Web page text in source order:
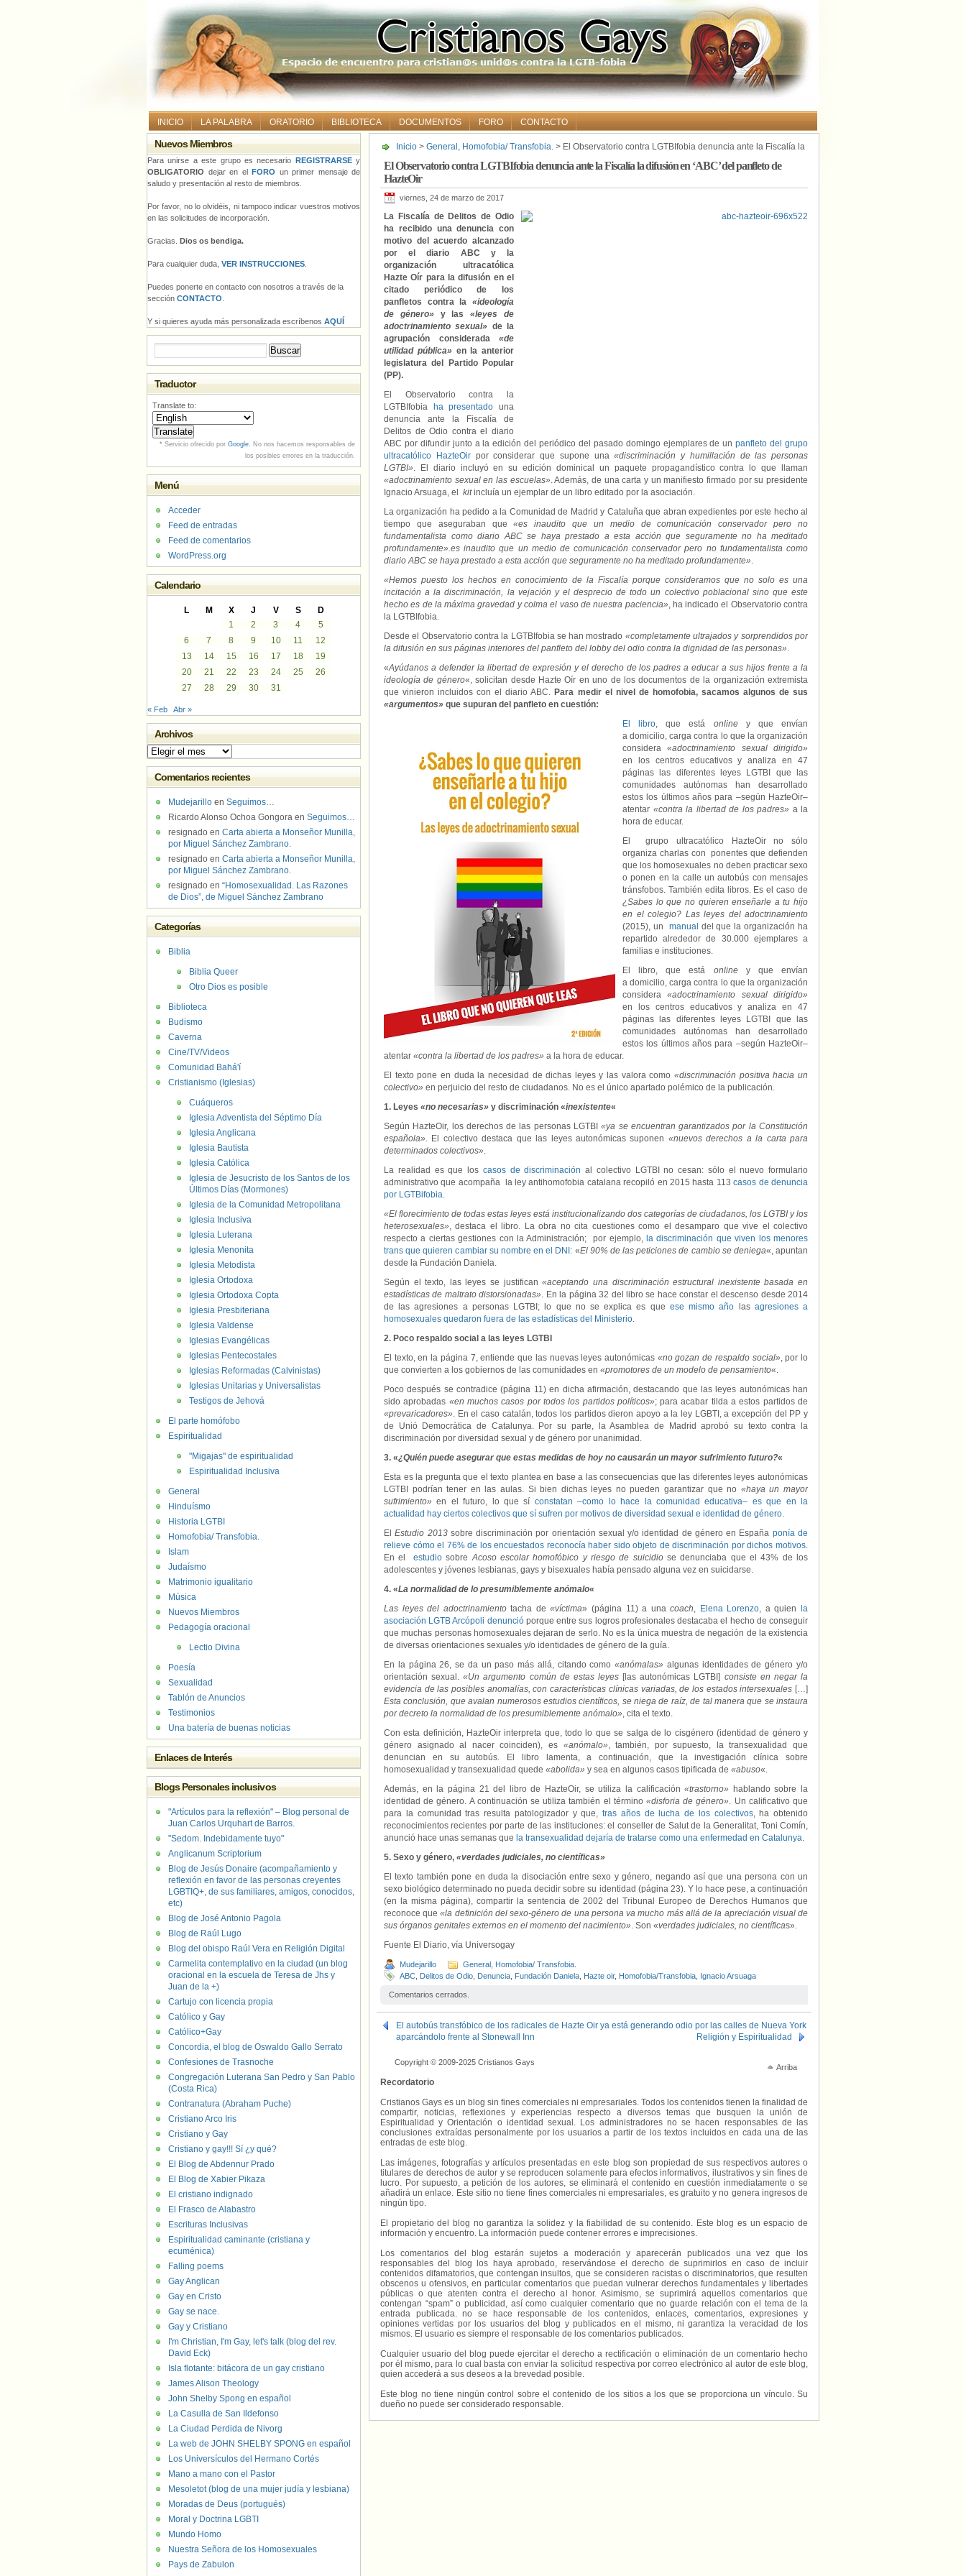
INICIO LA PALABRA ORATORIO BIBLIOTECA DOCUMENTOS FORO CONTACTO
Inicio > General , Homofobia/ Transfobia. > El Observatorio contra LGTBIfobia denuncia ante la Fiscalía la
El Observatorio contra LGTBIfobia denuncia ante la Fiscalía la difusión en ‘ABC’ del panfleto de
HazteOir
viernes, 24 de marzo de 2017
La Fiscalía de Delitos de Odio
ha recibido una denuncia con
motivo del acuerdo alcanzado
por el diario ABC y la
organización ultracatólica
Hazte Oír para la difusión en el
citado periódico de los
panfletos contra la «ideología
de género»y las«leyes de
adoctrinamiento sexual» de la
agrupación considerada «de
utilidad pública»en la anterior
legislatura del Partido Popular
(PP).
El Observatorio contra la
LGTBIfobia
ha presentado una
denuncia ante la Fiscalía de
Delitos de Odio contra el diario
ABC por difundir junto a la edición del periódico del pasado domingo ejemplares de unpanfleto del grupo
ultracatólico HazteOirpor considerar que supone una«discriminación y humillación de las personas
LGTBI». El diario incluyó en su edición dominical un paquete propagandístico contra lo que llaman
«adoctrinamiento sexual en las escuelas». Además, de una carta y un manifiesto firmado por su presidente
Ignacio Arsuaga, el
kitincluía un ejemplar de un libro editado por la asociación.
La organización ha pedido a la Comunidad de Madrid y Cataluña que abran expedientes por este hecho al
tiempo que aseguraban que «es inaudito que un medio de comunicación conservador pero no
fundamentalista como diarioABCse haya prestado a esta acción que seguramente no ha meditado
profundamente».es inaudito que un medio de comunicación conservador pero no fundamentalista como
diario ABC se haya prestado a esta acción que seguramente no ha meditado profundamente».
«Hemos puesto los hechos en conocimiento de la Fiscalía porque consideramos que no solo es una
incitación a la discriminación, la vejación y el desprecio de todo un colectivo poblacional sino que este
hecho es de la máxima gravedad y colma el vaso de nuestra paciencia», ha indicado el Observatorio contra
la LGTBIfobia.
Desde el Observatorio contra la LGTBIfobia se han mostrado «completamente ultrajados y sorprendidos por
la difusión en sus páginas interiores del panfleto del lobby del odio contra la dignidad de las personas».
«Ayúdanos a defender la libertad de expresión y el derecho de los padres a educar a sus hijos frente a la
ideología de género«, solicitan desde Hazte Oír en uno de los documentos de la organización extremista
que vinieron incluidos con el diario ABC. Para medir el nivel de homofobia, sacamos algunos de sus
«argumentos» que supuran del panfleto en cuestión:
El libro, que está onliney que envían
a domicilio, carga contra lo que la organización
considera «adoctrinamiento sexual dirigido»
en los centros educativos y analiza en 47
páginas las diferentes leyes LGTBI que las
comunidades autónomas han desarrollado
estos los últimos años para –según HazteOir–
atentar «contra la libertad de los padres» a la
hora de educar.
El grupo ultracatólico HazteOir no sólo
organiza charlas con ponentes que defienden
que los homosexuales no deben practicar sexo
o ponen en la calle un autobús con mensajes
tránsfobos. También edita libros. Es el caso de
¿Sabes lo que no quieren enseñarle a tu hijo
en el colegio? Las leyes del adoctrinamiento
(2015), un
manual del que la organización ha
repartido alrededor de 30.000 ejemplares a
familias e instituciones.
El libro, que está onliney que envían
a domicilio, carga contra lo que la organización
considera«adoctrinamiento sexual dirigido»
en los centros educativos y analiza en 47
páginas las diferentes leyes LGTBI que las
comunidades autónomas han desarrollado
estos los últimos años para –según HazteOir–
atentar «contra la libertad de los padres» a la hora de educar.
El texto pone en duda la necesidad de dichas leyes y las valora como«discriminación positiva hacia un
colectivo» en perjuicio del resto de ciudadanos. No es el único apartado polémico de la publicación.
1. Leyes «no necesarias» y discriminación «inexistente«
Según HazteOir, los derechos de las personas LGTBI«ya se encuentran garantizados por la Constitución
española». El colectivo destaca que las leyes autonómicas suponen «nuevos derechos a la carta para
determinados colectivos».
La realidad es que los casos de discriminación al colectivo LGTBI no cesan: sólo el nuevo formulario
administrativo que acompaña la ley antihomofobia catalana recopiló en 2015 hasta 113casos de denuncia
por LGTBifobia.
«El florecimiento de todas estas leyes está institucionalizando dos categorías de ciudadanos, los LGTBI y los
heterosexuales», destaca el libro. La obra no cita cuestiones como el desamparo que vive el colectivo
respecto a ciertas gestiones con la Administración; por ejemplo, la discriminación que viven los menores
trans que quieren cambiar su nombre en el DNI : «El 90% de las peticiones de cambio se deniega«, apuntan
desde la Fundación Daniela.
Según el texto, las leyes se justifican«aceptando una discriminación estructural inexistente basada en
estadísticas de maltrato distorsionadas». En la página 32 del libro se hace constar el descenso desde 2014
de las agresiones a personas LGTBI; lo que no se explica es que ese mismo año lasagresiones a
homosexuales quedaron fuera de las estadísticas del Ministerio.
2. Poco respaldo social a las leyes LGTBI
El texto, en la página 7, entiende que las nuevas leyes autonómicas«no gozan de respaldo social», por lo
que convierten a los gobiernos de las comunidades en «promotores de un modelo de pensamiento«.
Poco después se contradice (página 11) en dicha afirmación, destacando que las leyes autonómicas han
sido aprobadas «en muchos casos por todos los partidos políticos»; para acabar tilda a estos partidos de
«prevaricadores». En el caso catalán, todos los partidos dieron apoyo a la ley LGBTI, a excepción del PP y
de Unió Democràtica de Catalunya. Por su parte, la Asamblea de Madrid aprobó su texto contra la
discriminación por diversidad sexual y de género por unanimidad.
3. «¿Quién puede asegurar que estas medidas de hoy no causarán un mayor sufrimiento futuro?«
Esta es la pregunta que el texto plantea en base a las consecuencias que las diferentes leyes autonómicas
LGTBI podrían tener en las aulas. Si bien dichas leyes no pueden garantizar que no «haya un mayor
sufrimiento» en el futuro, lo que sí constatan –como lo hace la comunidad educativa– es que en la
actualidad hay ciertos colectivos que sí sufren por motivos de diversidad sexual e identidad de género.
ElEstudio 2013sobre discriminación por orientación sexual y/o identidad de género en España ponía de
relieve cómo el 76% de los encuestados reconocía haber sido objeto de discriminación por dichos motivos.
En el
estudio sobreAcoso escolar homofóbico y riesgo de suicidiose denunciaba que el 43% de los
adolescentes y jóvenes lesbianas, gays y bisexuales había pensado alguna vez en suicidarse.
4. «La normalidad de lo presumiblemente anómalo«
Las leyes del adoctrinamientotacha de «víctima» (página 11) a unacoach, Elena Lorenzo, a quien
la
asociación LGTB Arcópoli denuncióporque entre sus logros profesionales destacaba el hecho de conseguir
que muchas personas homosexuales dejaran de serlo. No es la única muestra de negación de la existencia
de diversas orientaciones sexuales y/o identidades de género de la guía.
En la página 26, se da un paso más allá, citando como «anómalas» algunas identidades de género y/o
orientación sexual.«Un argumento común de estas leyes [las autonómicas LGTBI] consiste en negar la
evidencia de las posibles anomalías, con características clínicas variadas, de los estados intersexuales […]
Esta conclusión, que avalan numerosos estudios científicos, se niega de raíz, de tal manera que se instaura
por decreto la normalidad de los presumiblemente anómalo», cita el texto.
Con esta definición, HazteOir interpreta que, todo lo que se salga de lo cisgénero (identidad de género y
género asignado al nacer coinciden), es «anómalo», también, por supuesto, la transexualidad que
denuncian en su autobús. El libro lamenta, a continuación, que la investigación clínica sobre
homosexualidad y transexualidad quede «abolida» y sea en algunos casos tipificada de «abuso«.
Además, en la página 21 del libro de HazteOir, se utiliza la calificación«trastorno» hablando sobre la
identidad de género. A continuación se utiliza también el término «disforia de género». Un calificativo que
para la comunidad tras resulta patologizador y que, tras años de lucha de los colectivos, ha obtenido
reconocimientos recientes por parte de las instituciones: el conseller de Salut de la Generalitat, Toni Comín,
anunció hace unas semanas que la transexualidad dejaría de tratarse como una enfermedad en Catalunya.
5. Sexo y género, «verdades judiciales, no científicas»
El texto también pone en duda la disociación entre sexo y género, negando así que una persona con un
sexo biológico determinado no pueda decidir sobre su identidad (página 23). Y lo hace pese, a continuación
(en la misma página), compartir la sentencia de 2002 del Tribunal Europeo de Derechos Humanos que
reconoce que«la definición del sexo-género de una persona va mucho más allá de la apreciación visual de
sus órganos genitales externos en el momento del nacimiento». Son «verdades judiciales, no científicas».
Fuente El Diario, vía Universogay
Mudejarillo General Homofobia/ Transfobia.
ABC Delitos de Odio Denuncia Fundación Daniela Hazte oir, Homofobia/Transfobia Ignacio Arsuaga
Comentarios cerrados.
El autobús transfóbico de los radicales de Hazte Oir ya está generando odio por las calles de Nueva York
aparcándolo frente al Stonewall Inn
Religión y Espiritualidad
Arriba
Copyright © 2009-2025 Cristianos Gays
Recordatorio
Cristianos Gays es un blog sin fines comerciales ni empresariales. Todos los contenidos tienen la finalidad de
compartir, noticias, reflexiones y experiencias respecto a diversos temas que busquen la unión de
Espiritualidad y Orientación o identidad sexual. Los administradores no se hacen responsables de las
conclusiones extraídas personalmente por los usuarios a partir de los textos incluidos en cada una de las
entradas de este blog.
Las imágenes, fotografías y artículos presentadas en este blog son propiedad de sus respectivos autores o
titulares de derechos de autor y se reproducen solamente para efectos informativos, ilustrativos y sin fines de
lucro. Por supuesto, a petición de los autores, se eliminará el contenido en cuestión inmediatamente o se
añadirá un enlace. Este sitio no tiene fines comerciales ni empresariales, es gratuito y no genera ingresos de
ningún tipo.
El propietario del blog no garantiza la solidez y la fiabilidad de su contenido. Este blog es un espacio de
información y encuentro. La información puede contener errores e imprecisiones.
Los comentarios del blog estarán sujetos a moderación y aparecerán publicados una vez que los
responsables del blog los haya aprobado, reservándose el derecho de suprimirlos en caso de incluir
contenidos difamatorios, que contengan insultos, que se consideren racistas o discriminatorios, que resulten
obscenos u ofensivos, en particular comentarios que puedan vulnerar derechos fundamentales y libertades
públicas o que atenten contra el derecho al honor. Asimismo, se suprimirá aquellos comentarios que
contengan “spam” o publicidad, así como cualquier comentario que no guarde relación con el tema de la
entrada publicada. no se hace responsable de los contenidos, enlaces, comentarios, expresiones y
opiniones vertidas por los usuarios del blog y publicados en el mismo, ni garantiza la veracidad de los
mismos. El usuario es siempre el responsable de los comentarios publicados.
Cualquier usuario del blog puede ejercitar el derecho a rectificación o eliminación de un comentario hecho
por él mismo, para lo cual basta con enviar la solicitud respectiva por correo electrónico al autor de este blog,
quien accederá a sus deseos a la brevedad posible.
Este blog no tiene ningún control sobre el contenido de los sitios a los que se proporciona un vínculo. Su
dueño no puede ser considerado responsable.
Nuevos Miembros
Para unirse a este grupo es necesario REGISTRARSEy
OBLIGATORIO dejar en el FORO un primer mensaje de
saludo y presentación al resto de miembros.
Por favor, no lo olvidéis, ni tampoco indicar vuestros motivos
en las solicitudes de incorporación.
Gracias. Dios os bendiga.
Para cualquier duda, VER INSTRUCCIONES
Puedes ponerte en contacto con nosotros a través de la
sección CONTACTO
Y si quieres ayuda más personalizada escríbenos AQUÍ
Traductor
Translate to:
* Servicio ofrecido por Google. No nos hacemos responsables de
los posibles errores en la traducción.
Menú
Acceder
Feed de entradas
Feed de comentarios
WordPress.org
Calendario
L M X J V S
D
1
2 3 4
5
6
7 8 9 10 11
12
13
14 15 16 17 18
19
20
21 22 23 24 25
26
27
28 29 30 31
« Feb Abr »
Archivos
Archivos
Comentarios recientes
Mudejarillo en Seguimos…
Ricardo Alonso Ochoa Gongora en Seguimos…
resignado en Carta abierta a Monseñor Munilla,
por Miguel Sánchez Zambrano.
resignado en Carta abierta a Monseñor Munilla,
por Miguel Sánchez Zambrano.
resignado en “Homosexualidad. Las Razones
de Dios”, de Miguel Sánchez Zambrano
Categorías
Biblia
Biblia Queer
Otro Dios es posible
Biblioteca
Budismo
Caverna
Cine/TV/Videos
Comunidad Bahá'í
Cristianismo (Iglesias)
Cuáqueros
Iglesia Adventista del Séptimo Día
Iglesia Anglicana
Iglesia Bautista
Iglesia Católica
Iglesia de Jesucristo de los Santos de los
Últimos Días (Mormones)
Iglesia de la Comunidad Metropolitana
Iglesia Inclusiva
Iglesia Luterana
Iglesia Menonita
Iglesia Metodista
Iglesia Ortodoxa
Iglesia Ortodoxa Copta
Iglesia Presbiteriana
Iglesia Valdense
Iglesias Evangélicas
Iglesias Pentecostales
Iglesias Reformadas (Calvinistas)
Iglesias Unitarias y Universalistas
Testigos de Jehová
El parte homófobo
Espiritualidad
"Migajas" de espiritualidad
Espiritualidad Inclusiva
General
Hinduísmo
Historia LGTBI
Homofobia/ Transfobia.
Islam
Judaísmo
Matrimonio igualitario
Música
Nuevos Miembros
Pedagogía oracional
Lectio Divina
Poesía
Sexualidad
Tablón de Anuncios
Testimonios
Una batería de buenas noticias
Enlaces de Interés
Blogs Personales inclusivos
"Artículos para la reflexión" – Blog personal de
Juan Carlos Urquhart de Barros.
"Sedom. Indebidamente tuyo"
Anglicanum Scriptorium
Blog de Jesús Donaire (acompañamiento y
reflexión en favor de las personas creyentes
LGBTIQ+, de sus familiares, amigos, conocidos,
etc)
Blog de José Antonio Pagola
Blog de Raúl Lugo
Blog del obispo Raúl Vera en Religión Digital
Carmelita contemplativo en la ciudad (un blog
oracional en la escuela de Teresa de Jhs y
Juan de la +)
Cartujo con licencia propia
Católico y Gay
Católico+Gay
Concordia, el blog de Oswaldo Gallo Serrato
Confesiones de Trasnoche
Congregación Luterana San Pedro y San Pablo
(Costa Rica)
Contranatura (Abraham Puche)
Cristiano Arco Iris
Cristiano y Gay
Cristiano y gay!!! Sí ¿y qué?
El Blog de Abdennur Prado
El Blog de Xabier Pikaza
El cristiano indignado
El Frasco de Alabastro
Escrituras Inclusivas
Espiritualidad caminante (cristiana y
ecuménica)
Falling poems
Gay Anglican
Gay en Cristo
Gay se nace.
Gay y Cristiano
I'm Christian, I'm Gay, let's talk (blog del rev.
David Eck)
Isla flotante: bitácora de un gay cristiano
James Alison Theology
John Shelby Spong en español
La Casulla de San Ildefonso
La Ciudad Perdida de Nivorg
La web de JOHN SHELBY SPONG en español
Los Universículos del Hermano Cortés
Mano a mano con el Pastor
Mesoletot (blog de una mujer judía y lesbiana)
Moradas de Deus (portugués)
Moral y Doctrina LGBTI
Mundo Homo
Nuestra Señora de los Homosexuales
Pays de Zabulon